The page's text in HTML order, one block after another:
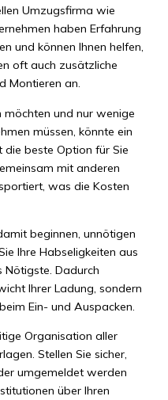
Umzugsfirma wie
haben Erfahrung
und können Ihnen helfen,
oft auch zusätzliche
Montieren an.
möchten und nur wenige
müssen, könnte ein
beste Option für Sie
mit anderen
was die Kosten
beginnen, unnötigen
Ihre Habseligkeiten aus
Nötigste. Dadurch
Ihrer Ladung, sondern
Ein- und Auspacken.
Organisation aller
Stellen Sie sicher,
umgemeldet werden
über Ihren